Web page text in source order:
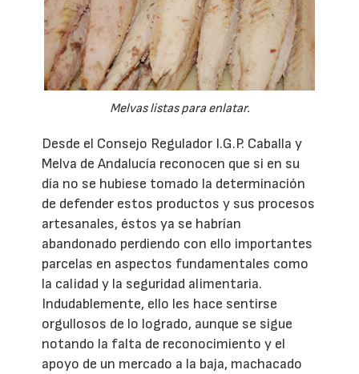
Melvas listas para enlatar.
Desde el Consejo Regulador I.G.P. Caballa y
Melva de Andalucía reconocen que si en su
día no se hubiese tomado la determinación
de defender estos productos y sus procesos
artesanales, éstos ya se habrían
abandonado perdiendo con ello importantes
parcelas en aspectos fundamentales como
la calidad y la seguridad alimentaria.
Indudablemente, ello les hace sentirse
orgullosos de lo logrado, aunque se sigue
notando la falta de reconocimiento y el
apoyo de un mercado a la baja, machacado